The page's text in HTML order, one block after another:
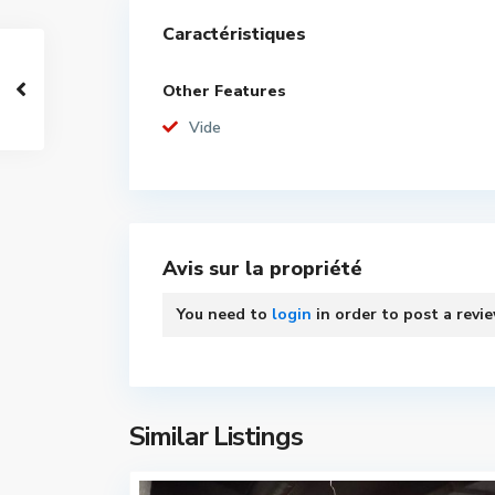
Caractéristiques
Other Features
Vide
Avis sur la propriété
You need to login in order to post a
Similar Listings